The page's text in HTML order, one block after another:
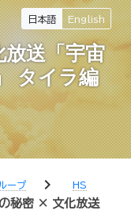
日本語 English
送「宇宙
タイラ編
ープ chevron_right
HS
秘密 × 文化放送